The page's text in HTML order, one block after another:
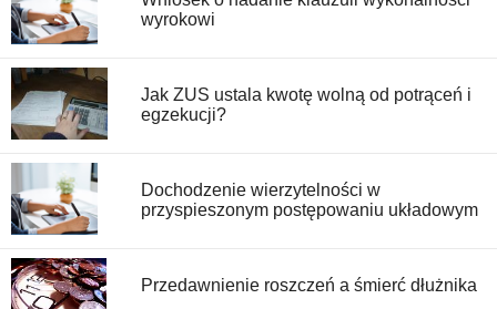
wyrokowi
Jak ZUS ustala kwotę wolną od potrąceń i
egzekucji?
Dochodzenie wierzytelności w
przyspieszonym postępowaniu układowym
Przedawnienie roszczeń a śmierć dłużnika